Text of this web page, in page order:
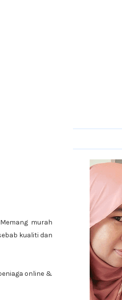
murah
kualiti dan
online &